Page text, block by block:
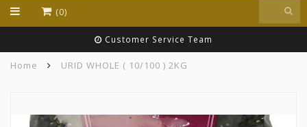
(0)
Customer Service Team
Home URID WHOLE ( 10/100 ) 2KG